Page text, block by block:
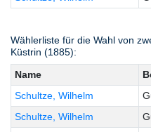
Wählerliste für die Wahl von
Küstrin (1885):
Name
Schultze, Wilhelm
Schultze, Wilhelm